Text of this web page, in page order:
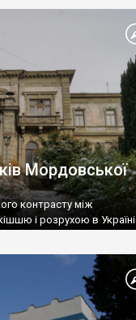
Мордовської
контрасту між
і розрухою в Україні